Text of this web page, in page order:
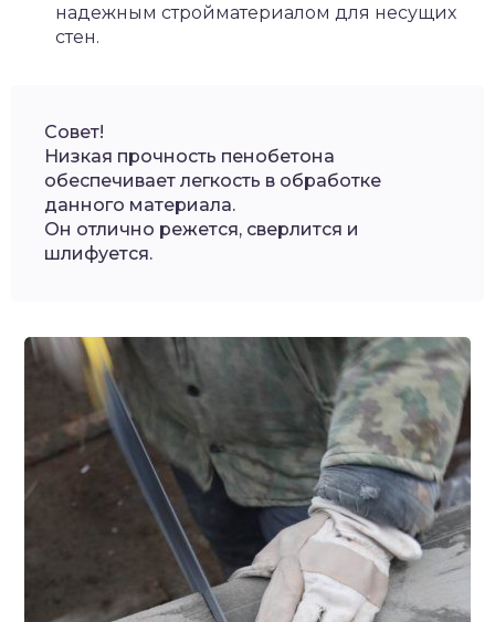
надежным стройматериалом для несущих
стен.
Совет!
Низкая прочность пенобетона
обеспечивает легкость в обработке
данного материала.
Он отлично режется, сверлится и
шлифуется.